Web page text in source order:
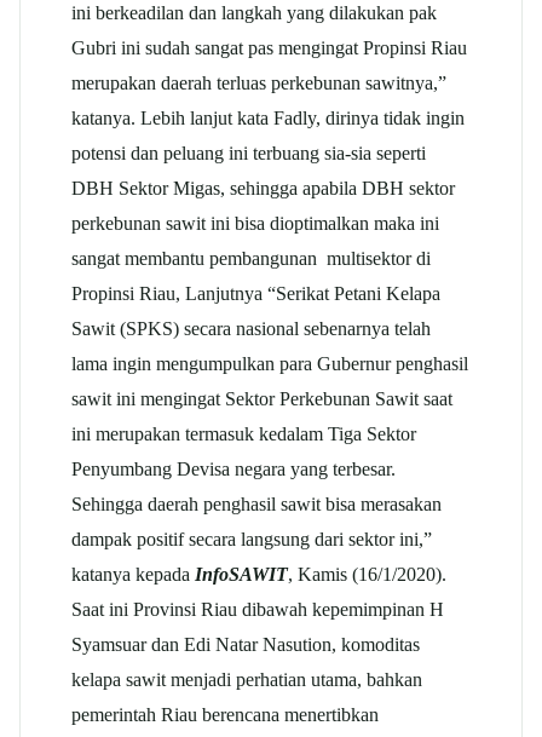
ini berkeadilan dan langkah yang dilakukan pak
Gubri ini sudah sangat pas mengingat Propinsi Riau
merupakan daerah terluas perkebunan sawitnya,”
katanya. Lebih lanjut kata Fadly, dirinya tidak ingin
potensi dan peluang ini terbuang sia-sia seperti
DBH Sektor Migas, sehingga apabila DBH sektor
perkebunan sawit ini bisa dioptimalkan maka ini
sangat membantu pembangunan multisektor di
Propinsi Riau, Lanjutnya “Serikat Petani Kelapa
Sawit (SPKS) secara nasional sebenarnya telah
lama ingin mengumpulkan para Gubernur penghasil
sawit ini mengingat Sektor Perkebunan Sawit saat
ini merupakan termasuk kedalam Tiga Sektor
Penyumbang Devisa negara yang terbesar.
Sehingga daerah penghasil sawit bisa merasakan
dampak positif secara langsung dari sektor ini,”
katanya kepada InfoSAWIT, Kamis (16/1/2020).
Saat ini Provinsi Riau dibawah kepemimpinan H
Syamsuar dan Edi Natar Nasution, komoditas
kelapa sawit menjadi perhatian utama, bahkan
pemerintah Riau berencana menertibkan